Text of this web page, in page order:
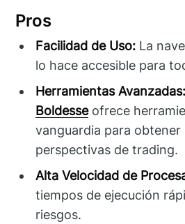
Pros
Facilidad de Uso: La
lo hace accesible para
Herramientas Avanzadas:
Boldesseofrece
vanguardia para obtener
perspectivas de trading.
Alta Velocidad de
tiempos de ejecución
riesgos.